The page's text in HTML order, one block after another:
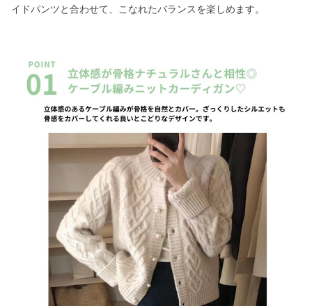
イドパンツと合わせて、こなれたバランスを楽しめます。